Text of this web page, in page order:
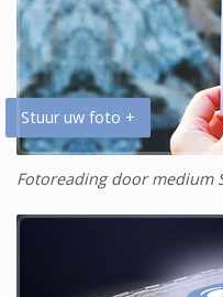
Stuur uw foto +
Fotoreading door medium